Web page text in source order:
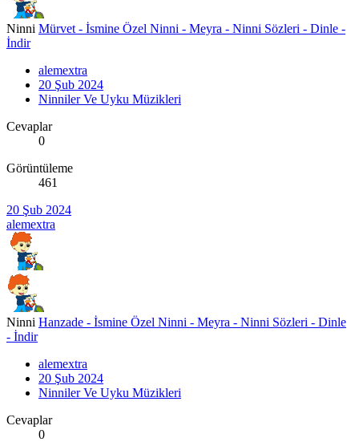
Ninni Mürvet - İsmine Özel Ninni - Meyra - Ninni Sözleri - Dinle -
İndir
alemextra
20 Şub 2024
Ninniler Ve Uyku Müzikleri
Cevaplar
0
Görüntüleme
461
20 Şub 2024
alemextra
Ninni Hanzade - İsmine Özel Ninni - Meyra - Ninni Sözleri - Dinle
- İndir
alemextra
20 Şub 2024
Ninniler Ve Uyku Müzikleri
Cevaplar
0